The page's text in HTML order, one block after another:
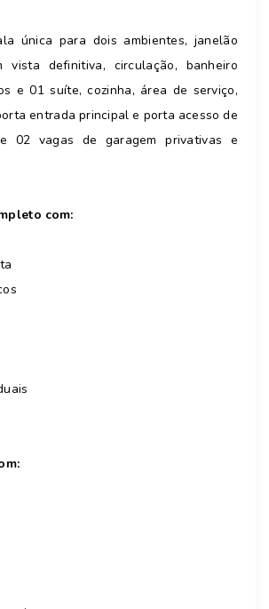
única para dois ambientes, janelão
vista definitiva, circulação, banheiro
e 01 suíte, cozinha, área de serviço,
entrada principal e porta acesso de
02 vagas de garagem privativas e
com: